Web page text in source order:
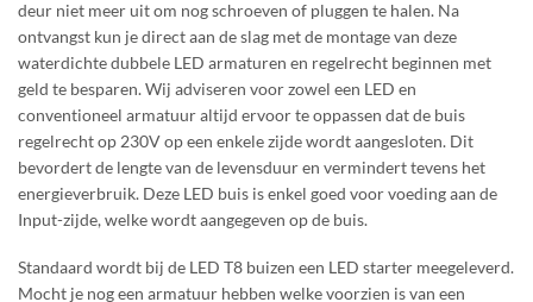
deur niet meer uit om nog schroeven of pluggen te halen. Na
ontvangst kun je direct aan de slag met de montage van deze
waterdichte dubbele LED armaturen en regelrecht beginnen met
geld te besparen. Wij adviseren voor zowel een LED en
conventioneel armatuur altijd ervoor te oppassen dat de buis
regelrecht op 230V op een enkele zijde wordt aangesloten. Dit
bevordert de lengte van de levensduur en vermindert tevens het
energieverbruik. Deze LED buis is enkel goed voor voeding aan de
Input-zijde, welke wordt aangegeven op de buis.
Standaard wordt bij de LED T8 buizen een LED starter meegeleverd.
Mocht je nog een armatuur hebben welke voorzien is van een